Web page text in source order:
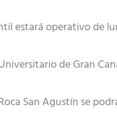
estará operativo de
de Gran
San Agustín se